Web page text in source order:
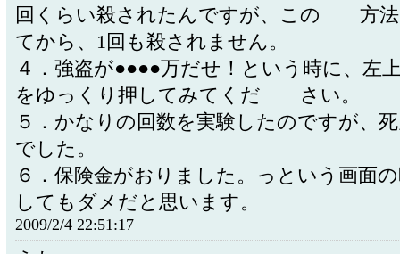
回くらい殺されたんですが、この 方法
てから、1回も殺されません。
４．強盗が●●●●万だせ！という時に、左
をゆっくり押してみてくだ さい。
５．かなりの回数を実験したのですが、
でした。
６．保険金がおりました。っという画面
してもダメだと思います。
2009/2/4 22:51:17